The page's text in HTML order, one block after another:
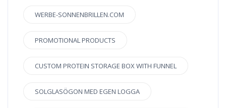
WERBE-SONNENBRILLEN.COM
PROMOTIONAL PRODUCTS
CUSTOM PROTEIN STORAGE BOX WITH FUNNEL
SOLGLASÖGON MED EGEN LOGGA